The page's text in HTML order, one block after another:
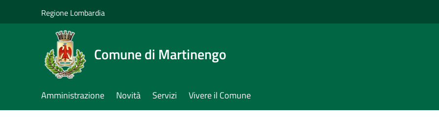
Regione Lombardia
Comune di Martinengo
Amministrazione Novità Servizi Vivere il Comune